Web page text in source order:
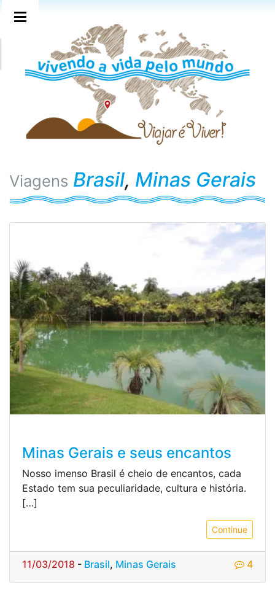
Viagens Brasil, Minas Gerais
Minas Gerais e seus encantos
Nosso imenso Brasil é cheio de encantos, cada
Estado tem sua peculiaridade, cultura e história.
[…]
Continue
11/03/2018 - Brasil, Minas Gerais 4